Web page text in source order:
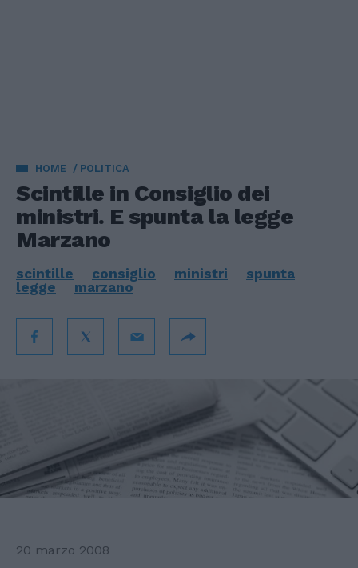
HOME POLITICA
Scintille in Consiglio dei
ministri. E spunta la legge
Marzano
scintille consiglio ministri
spunta
legge
marzano
20 marzo 2008